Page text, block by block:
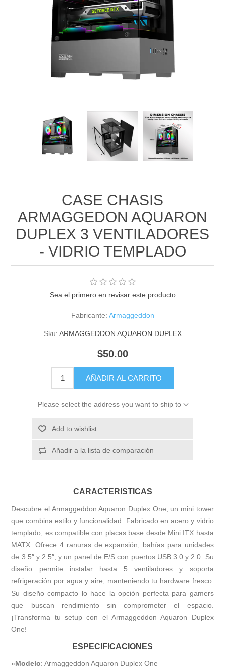
CASE CHASIS
ARMAGGEDON AQUARON
DUPLEX 3 VENTILADORES
- VIDRIO TEMPLADO
Sea el primero en revisar este producto
Fabricante: Armaggeddon
Sku: ARMAGGEDDON AQUARON DUPLEX
$50.00
AÑADIR AL CARRITO
Please select the address you want to ship to
Add to wishlist
Añadir a la lista de comparación
CARACTERISTICAS
Descubre el Armaggeddon Aquaron Duplex One, un mini tower
que combina estilo y funcionalidad. Fabricado en acero y vidrio
templado, es compatible con placas base desde Mini ITX hasta
MATX. Ofrece 4 ranuras de expansión, bahías para unidades
de 3.5″ y 2.5″, y un panel de E/S con puertos USB 3.0 y 2.0. Su
diseño permite instalar hasta 5 ventiladores y soporta
refrigeración por agua y aire, manteniendo tu hardware fresco.
Su diseño compacto lo hace la opción perfecta para gamers
que buscan rendimiento sin comprometer el espacio.
¡Transforma tu setup con el Armaggeddon Aquaron Duplex
One!
ESPECIFICACIONES
»Modelo: Armaggeddon Aquaron Duplex One